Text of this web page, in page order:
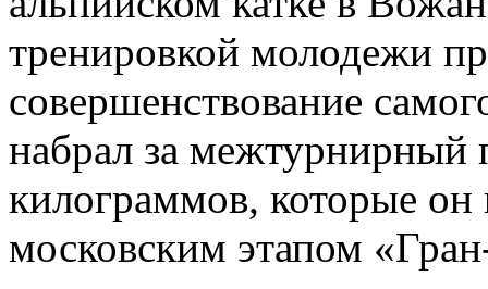
тренировкой молодежи
совершенствование
набрал за
килограммов, которые он
московским этапом